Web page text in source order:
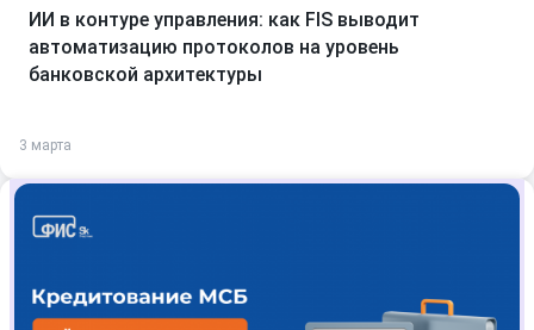
ИИ в контуре управления: как FIS выводит
автоматизацию протоколов на уровень
банковской архитектуры
3 марта